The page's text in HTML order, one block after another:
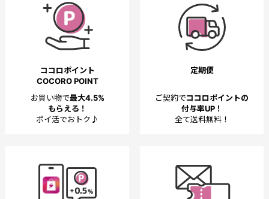
ココロポイント
COCORO POINT
お買い物で最大4.5%
もらえる！
ポイ活でおトク♪
定期便
ご契約でココロポイントの
付与率UP！
全て送料無料！